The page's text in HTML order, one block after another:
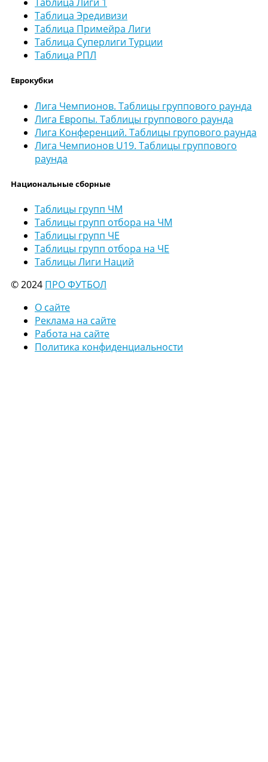
Таблица Эредивизи
Таблица Примейра Лиги
Таблица Суперлиги Турции
Таблица РПЛ
Еврокубки
Лига Чемпионов. Таблицы группового раунда
Лига Европы. Таблицы группового раунда
Лига Конференций. Таблицы групового раунда
Лига Чемпионов U19. Таблицы группового
раунда
Национальные сборные
Таблицы групп ЧМ
Таблицы групп отбора на ЧМ
Таблицы групп ЧЕ
Таблицы групп отбора на ЧЕ
Таблицы Лиги Наций
© 2024 ПРО ФУТБОЛ
О сайте
Реклама на сайте
Работа на сайте
Политика конфиденциальности